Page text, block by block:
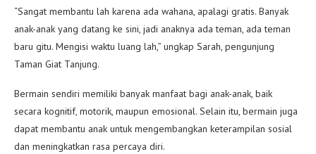
“Sangat membantu lah karena ada wahana, apalagi gratis. Banyak
anak-anak yang datang ke sini, jadi anaknya ada teman, ada teman
baru gitu. Mengisi waktu luang lah,” ungkap Sarah, pengunjung
Taman Giat Tanjung.
Bermain sendiri memiliki banyak manfaat bagi anak-anak, baik
secara kognitif, motorik, maupun emosional. Selain itu, bermain juga
dapat membantu anak untuk mengembangkan keterampilan sosial
dan meningkatkan rasa percaya diri.